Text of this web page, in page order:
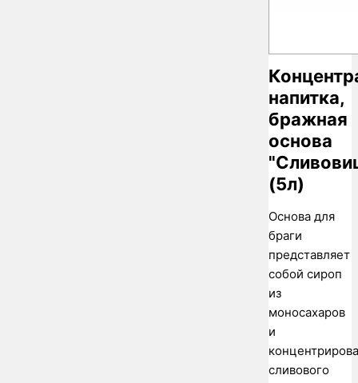
напитка,
бражная
основа
(5л)
Основа для
браги
представляет
собой сироп
из
моносахаров
и
сливового